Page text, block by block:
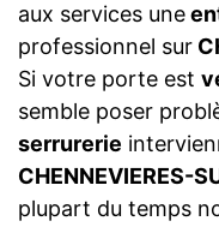
aux services une
professionnel sur
Si votre porte est
semble poser
serrurerie
CHENNEVIERES-
plupart du temps